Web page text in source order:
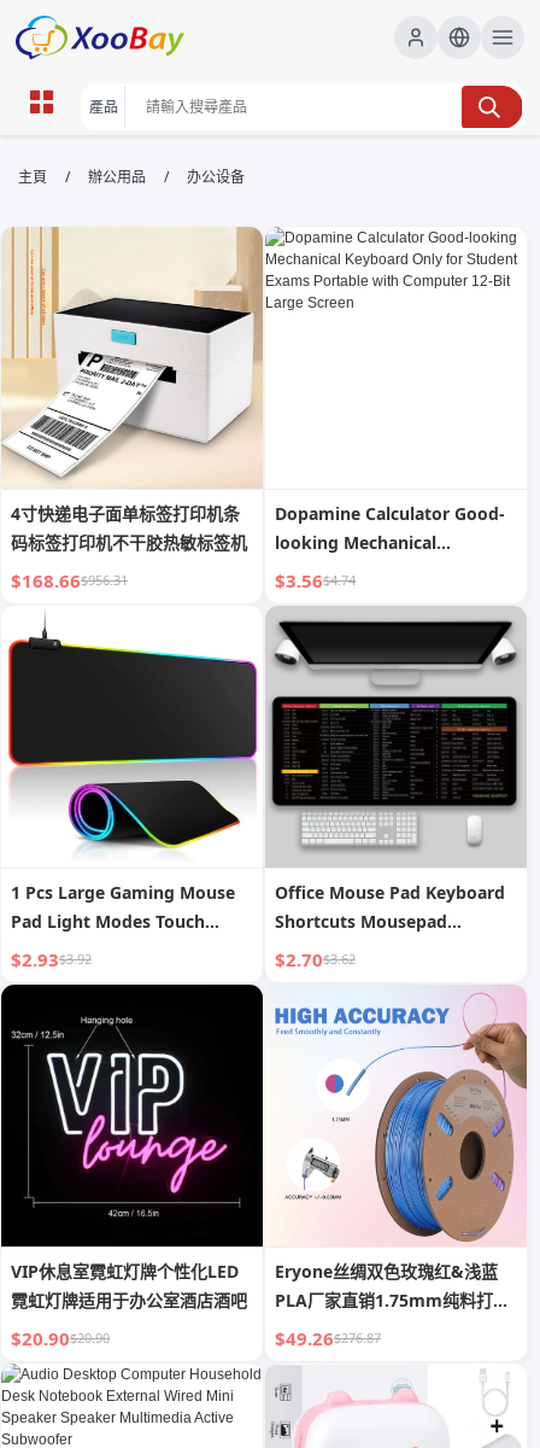
办公设备 | XOOBAY B2B/B2C
辦公設備,辦公用品,商務解決方案, wholesale 办公设备,
XOOBAY
提供最新辦公設備及配套解決方案、選型建議、成本效益分析，幫助企業
提升辦公效率與競爭力。
主頁 / 辦公用品 / 办公设备
4寸快递电子面单标签打印机条
码标签打印机不干胶热敏标签机
$168.66$956.31
Dopamine Calculator Good-
looking Mechanical
Keyboard Only for Student
Exams Portable with
Computer 12-Bit Large
Screen
$3.56$4.74
1 Pcs Large Gaming Mouse
Pad Light Modes Touch
Control Extended Soft
Computer Keyboard Mat
$2.93$3.92
Office Mouse Pad Keyboard
Shortcuts Mousepad
80*30cm Rubber Non-slip
Mousemat Russian English
Vietnamese Version
$2.70$3.62
VIP休息室霓虹灯牌个性化LED
霓虹灯牌适用于办公室酒店酒吧
$20.90$20.90
Eryone丝绸双色玫瑰红&浅蓝
PLA厂家直销1.75mm纯料打印
丝滑3D打印
$49.26$276.87